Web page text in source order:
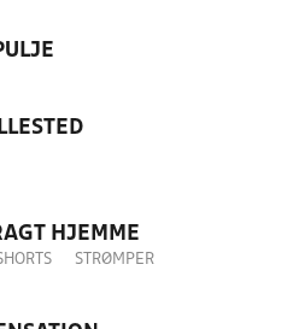
HJEMME
STRØMPER